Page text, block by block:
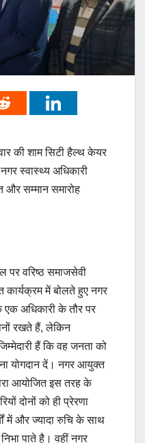
की शाम सिटी हैल्थ केयर
स्वास्थ्य अधिकारी
और सम्मान समारोह
पर वरिष्ठ समाजसेवी
में बोलते हुए नगर
अधिकारी के तौर पर
रखते हैं, लेकिन
हैं कि वह जनता को
योगदान दें। नगर आयुक्त
आयोजित इस तरह के
दोनों को ही प्रेरणा
में और ज्यादा रुचि के साथ
पाते है। वहीं नगर